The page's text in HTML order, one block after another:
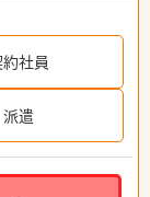
社員
派遣